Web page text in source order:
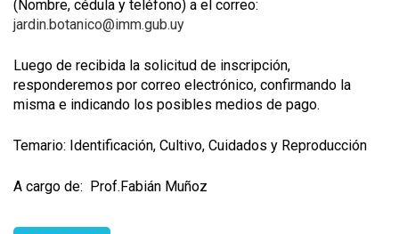
(Nombre, cédula y teléfono) a el correo:
jardin.botanico@imm.gub.uy
Luego de recibida la solicitud de inscripción,
responderemos por correo electrónico, confirmando la
misma e indicando los posibles medios de pago.
Temario: Identificación, Cultivo, Cuidados y Reproducción
A cargo de: Prof.Fabián Muñoz